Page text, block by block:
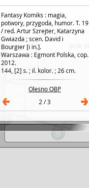
Fantasy Komiks : magia,
potwory, przygoda, humor. T. 19
/ red. Artur Szrejter, Katarzyna
Gwiazda ; scen. David i
Bourgier [i in.].
Warszawa : Egmont Polska, cop.
2012.
144, [2] s. ; il. kolor. ; 26 cm.
Olesno OBP
2 / 3